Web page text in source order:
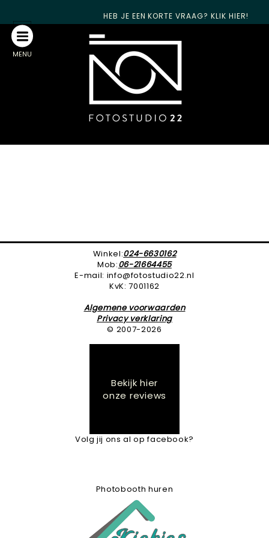
MENU
HEB JE EEN KORTE VRAAG? KLIK HIER!
Winkel:024-6630162
Mob:06-21664455
E-mail: info@fotostudio22.nl
KvK: 7001162
Algemene voorwaarden
Privacy verklaring
© 2007-2026
Bekijk hier
onze reviews
Volg jij ons al op facebook?
Photobooth huren